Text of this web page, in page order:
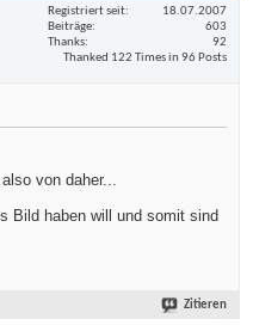
Registriert seit
18.07.2007
Beiträge
603
Thanks
92
Thanked 122 Times in 96 Posts
von daher...
Bild haben will und somit sind
Zitieren